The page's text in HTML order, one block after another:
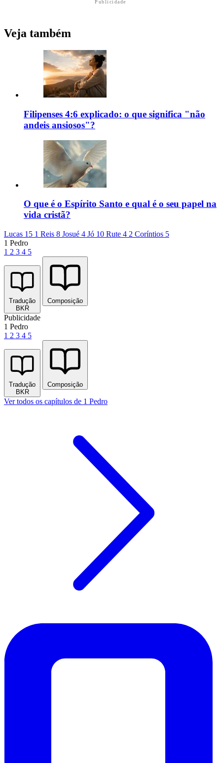
Publicidade
Veja também
Filipenses 4:6 explicado: o que significa "não
andeis ansiosos"?
O que é o Espírito Santo e qual é o seu papel na
vida cristã?
Lucas 15 1 Reis 8 Josué 4 Jó 10 Rute 4 2 Coríntios 5
1 Pedro
1 2 3 4 5
Tradução
BKR
Composição
Publicidade
1 Pedro
1 2 3 4 5
Tradução
BKR
Composição
Ver todos os capítulos de 1 Pedro